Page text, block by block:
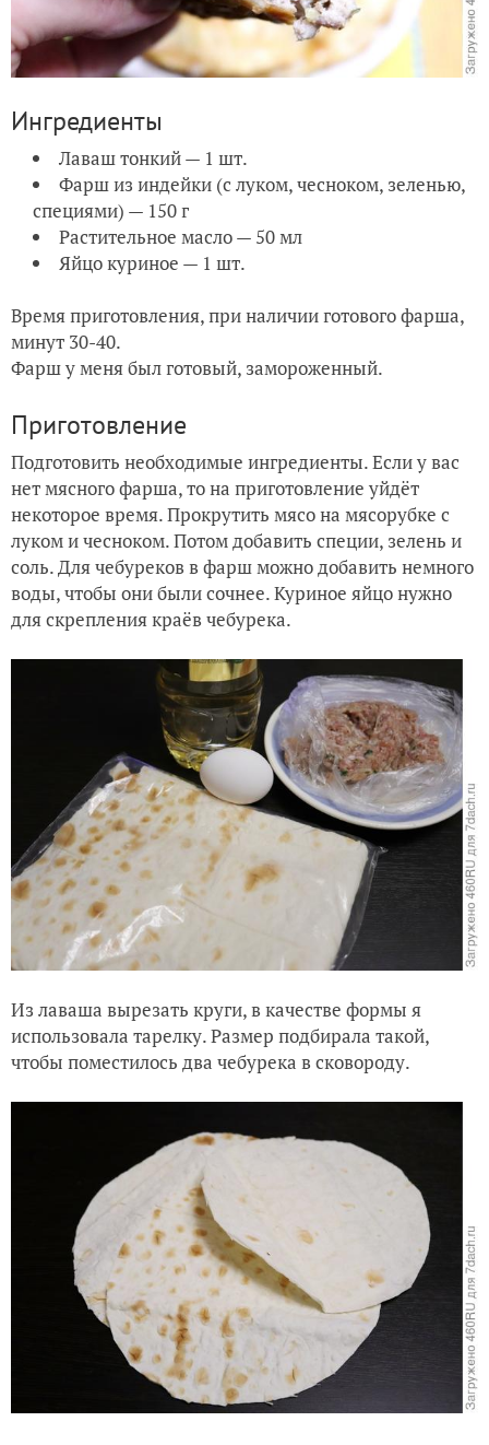
Ингредиенты
Лаваш тонкий — 1 шт.
Фарш из индейки (с луком, чесноком, зеленью,
специями) — 150 г
Растительное масло — 50 мл
Яйцо куриное — 1 шт.
Время приготовления, при наличии готового фарша,
минут 30-40.
Фарш у меня был готовый, замороженный.
Приготовление
Подготовить необходимые ингредиенты. Если у вас
нет мясного фарша, то на приготовление уйдёт
некоторое время. Прокрутить мясо на мясорубке с
луком и чесноком. Потом добавить специи, зелень и
соль. Для чебуреков в фарш можно добавить немного
воды, чтобы они были сочнее. Куриное яйцо нужно
для скрепления краёв чебурека.
Из лаваша вырезать круги, в качестве формы я
использовала тарелку. Размер подбирала такой,
чтобы поместилось два чебурека в сковороду.